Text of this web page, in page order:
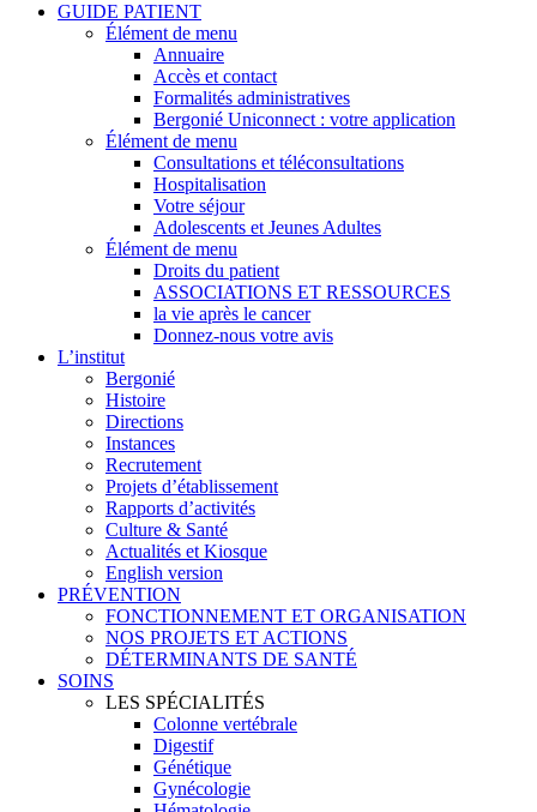
GUIDE PATIENT
Élément de menu
Annuaire
Accès et contact
Formalités administratives
Bergonié Uniconnect : votre application
Élément de menu
Consultations et téléconsultations
Hospitalisation
Votre séjour
Adolescents et Jeunes Adultes
Élément de menu
Droits du patient
ASSOCIATIONS ET RESSOURCES
la vie après le cancer
Donnez-nous votre avis
L’institut
Bergonié
Histoire
Directions
Instances
Recrutement
Projets d’établissement
Rapports d’activités
Culture & Santé
Actualités et Kiosque
English version
PRÉVENTION
FONCTIONNEMENT ET ORGANISATION
NOS PROJETS ET ACTIONS
DÉTERMINANTS DE SANTÉ
SOINS
LES SPÉCIALITÉS
Colonne vertébrale
Digestif
Génétique
Gynécologie